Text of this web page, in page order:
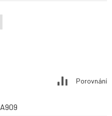
Porovnání
A909